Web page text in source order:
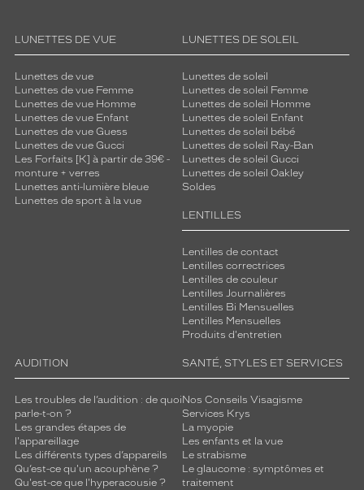
LUNETTES DE VUE
Lunettes de vue
Lunettes de vue Femme
Lunettes de vue Homme
Lunettes de vue Enfant
Lunettes de vue Guess
Lunettes de vue Gucci
Les Forfaits [K] à partir de 39€ -
monture + verres
Lunettes anti-lumière bleue
Lunettes de sport à la vue
LUNETTES DE SOLEIL
Lunettes de soleil
Lunettes de soleil Femme
Lunettes de soleil Homme
Lunettes de soleil Enfant
Lunettes de soleil bébé
Lunettes de soleil Ray-Ban
Lunettes de soleil Gucci
Lunettes de soleil Oakley
Soldes
LENTILLES
Lentilles de contact
Lentilles correctrices
Lentilles de couleur
Lentilles Journalières
Lentilles Bi Mensuelles
Lentilles Mensuelles
Produits d'entretien
AUDITION
Les troubles de l’audition : de quoi
parle-t-on ?
Les grandes étapes de
l'appareillage
Les différents types d’appareils
Qu’est-ce qu'un acouphène ?
Qu'est-ce que l'hyperacousie ?
SANTÉ, STYLES ET SERVICES
Nos Conseils Visagisme
Services Krys
La myopie
Les enfants et la vue
Le strabisme
Le glaucome : symptômes et
traitement